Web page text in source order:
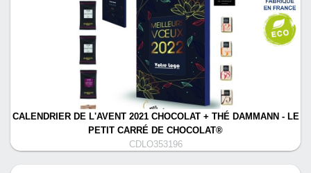
CALENDRIER DE L'AVENT 2021 CHOCOLAT + THÉ DAMMANN - LE
PETIT CARRÉ DE CHOCOLAT®
CDLO353196